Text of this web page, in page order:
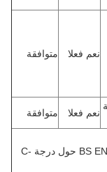
نعم فعلا متوافقة
نعم فعلا متوافقة
راضٍ عن BS EN 13501-1: 2007 حول درجة C-